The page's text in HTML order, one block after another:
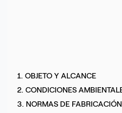
1. OBJETO Y ALCANCE
2. CONDICIONES
3. NORMAS DE